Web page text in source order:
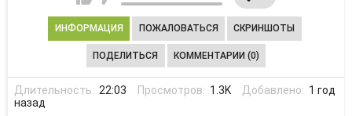
ИНФОРМАЦИЯ ПОЖАЛОВАТЬСЯ СКРИНШОТЫ
ПОДЕЛИТЬСЯ КОММЕНТАРИИ (0)
Длительность: 22:03 Просмотров: 1.3K Добавлено: 1 год
назад